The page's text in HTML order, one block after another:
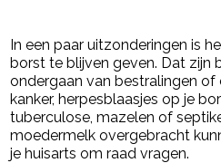
In een paar uitzonderingen is
borst te blijven geven. Dat zijn
ondergaan van bestralingen
kanker, herpesblaasjes op je
tuberculose, mazelen of
moedermelk overgebracht
je huisarts om raad vragen.